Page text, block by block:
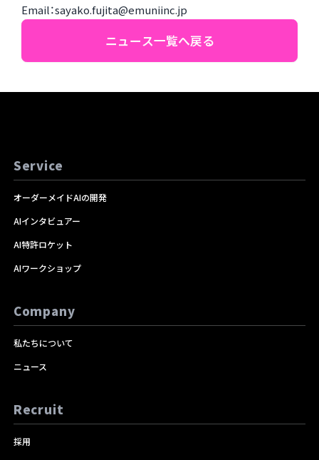
Email：sayako.fujita@emuniinc.jp
ニュース一覧へ戻る
Service
オーダーメイドAIの開発
AIインタビュアー
AI特許ロケット
AIワークショップ
Company
私たちについて
ニュース
Recruit
採用